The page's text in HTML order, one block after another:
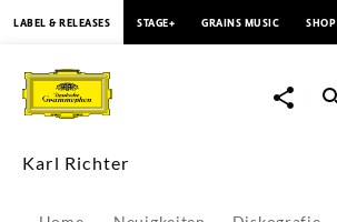
Werk
in
seiner
LABEL & RELEASES STAGE+ GRAINS MUSIC SHOP
Karl Richter